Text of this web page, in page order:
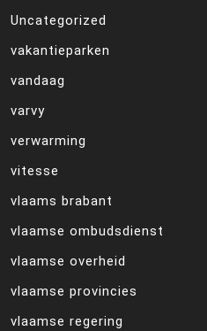
Uncategorized
vakantieparken
vandaag
varvy
verwarming
vitesse
vlaams brabant
vlaamse ombudsdienst
vlaamse overheid
vlaamse provincies
vlaamse regering